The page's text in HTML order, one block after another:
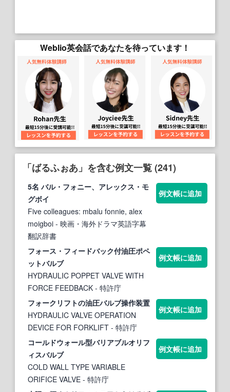
Weblio英会話であなたを待っています！
「ばるふぉあ」を含む例文一覧 (241)
5名 バル・フォニー、アレックス・モ
グボイ
Five colleagues: mbalu fonnie, alex
moigboi - 映画・海外ドラマ英語字幕
翻訳辞書
例文帳に追加
フォース・フィードバック付油圧ポペ
ットバルブ
HYDRAULIC POPPET VALVE WITH
FORCE FEEDBACK - 特許庁
例文帳に追加
フォークリフトの油圧バルブ操作装置
HYDRAULIC VALVE OPERATION
DEVICE FOR FORKLIFT - 特許庁
例文帳に追加
コールドウォール型バリアブルオリフ
ィスバルブ
COLD WALL TYPE VARIABLE
ORIFICE VALVE - 特許庁
例文帳に追加